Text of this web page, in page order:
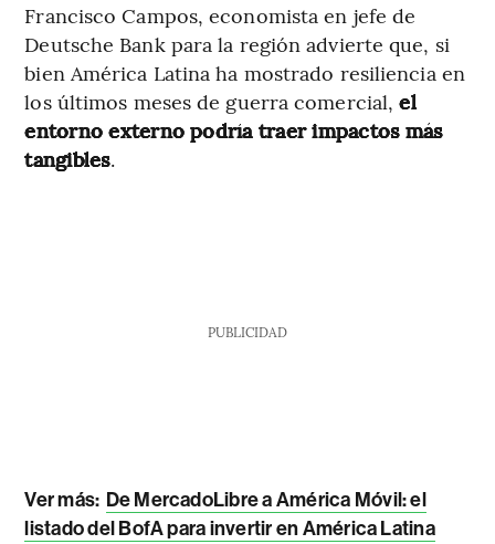
Francisco Campos, economista en jefe de
Deutsche Bank para la región advierte que, si
bien América Latina ha mostrado resiliencia en
los últimos meses de guerra comercial,el
entorno externo podría traer impactos más
tangibles.
PUBLICIDAD
Ver más: De MercadoLibre a América Móvil: el
listado del BofA para invertir en América Latina